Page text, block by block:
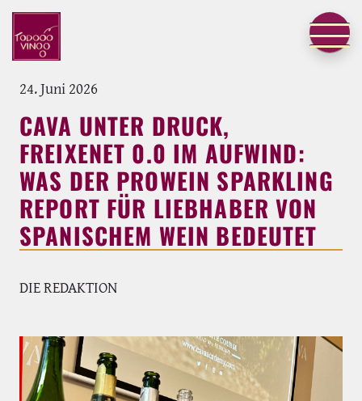
24. Juni 2026
CAVA UNTER DRUCK,
FREIXENET 0.0 IM AUFWIND:
WAS DER PROWEIN SPARKLING
REPORT FÜR LIEBHABER VON
SPANISCHEM WEIN BEDEUTET
DIE REDAKTION